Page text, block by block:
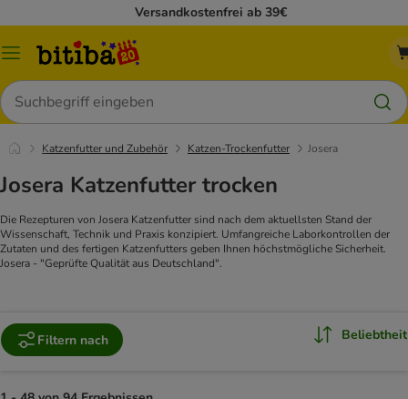
Versandkostenfrei ab 39€
Menü
Suchen
Katzenfutter und Zubehör Katzen-Trockenfutter Josera
Josera Katzenfutter trocken
Die Rezepturen von Josera Katzenfutter sind nach dem aktuellsten Stand der
Wissenschaft, Technik und Praxis konzipiert. Umfangreiche Laborkontrollen der
Zutaten und des fertigen Katzenfutters geben Ihnen höchstmögliche Sicherheit.
Josera - "Geprüfte Qualität aus Deutschland".
Filtern nach Beliebtheit